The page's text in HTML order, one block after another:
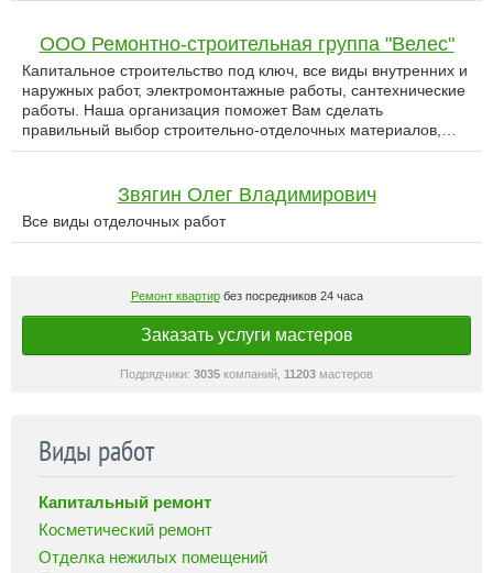
ООО Ремонтно-строительная группа "Велес"
Капитальное строительство под ключ, все виды внутренних и
наружных работ, электромонтажные работы, сантехнические
работы. Наша организация поможет Вам сделать
правильный выбор строительно-отделочных материалов,…
Звягин Олег Владимирович
Все виды отделочных работ
Ремонт квартирбез посредников 24 часа
Заказать услуги мастеров
Подрядчики: 3035 компаний, 11203 мастеров
Виды работ
Капитальный ремонт
Косметический ремонт
Отделка нежилых помещений